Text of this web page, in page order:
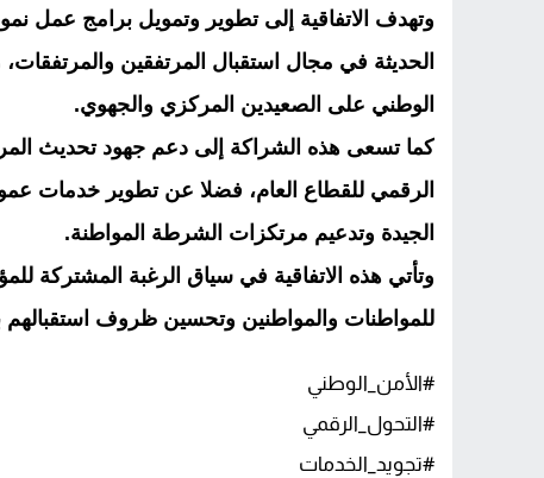
وتهدف الاتفاقية إلى تطوير وتمويل برامج عمل
الحديثة في مجال استقبال المرتفقين
الوطني على الصعيدين المركزي والجهوي.
كما تسعى هذه الشراكة إلى دعم جهود تحديث
الرقمي للقطاع العام، فضلا عن تطوير خدمات
الجيدة وتدعيم مرتكزات الشرطة المواطنة.
وتأتي هذه الاتفاقية في سياق الرغبة المشتركة
للمواطنات والمواطنين وتحسين ظروف
#الأمن_الوطني
#التحول_الرقمي
#تجويد_الخدمات